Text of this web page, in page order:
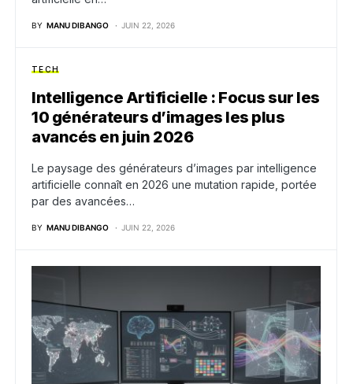
BY MANU DIBANGO JUIN 22, 2026
TECH
Intelligence Artificielle : Focus sur les
10 générateurs d’images les plus
avancés en juin 2026
Le paysage des générateurs d’images par intelligence
artificielle connaît en 2026 une mutation rapide, portée
par des avancées…
BY MANU DIBANGO JUIN 22, 2026